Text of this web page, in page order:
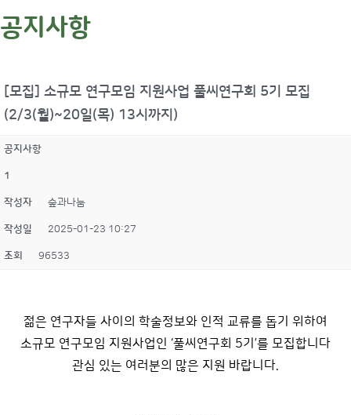
공지사항
[모집] 소규모 연구모임 지원사업 풀씨연구회 5기 모집
(2/3(월)~20일(목) 13시까지)
공지사항
1
작성자 숲과나눔
작성일 2025-01-23 10:27
조회 96533
젊은 연구자들 사이의 학술정보와 인적 교류를 돕기 위하여
소규모 연구모임 지원사업인 ‘풀씨연구회 5기’를 모집합니다
관심 있는 여러분의 많은 지원 바랍니다.